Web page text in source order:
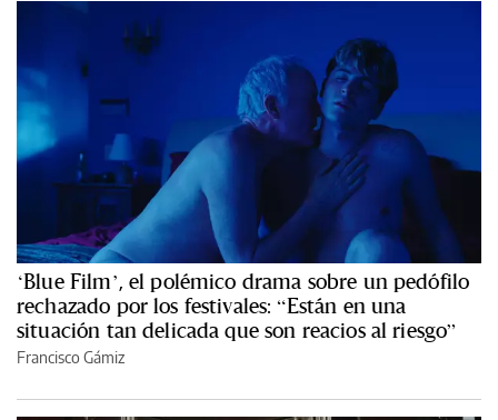
‘Blue Film’, el polémico drama sobre un pedófilo
rechazado por los festivales: “Están en una
situación tan delicada que son reacios al riesgo”
Francisco Gámiz